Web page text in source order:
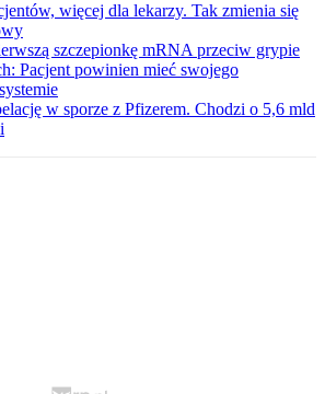
więcej dla lekarzy. Tak zmienia się
szczepionkę mRNA przeciw grypie
Pacjent powinien mieć swojego
w sporze z Pfizerem. Chodzi o 5,6 mld